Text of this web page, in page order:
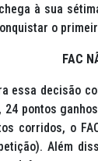
à sua
o
FAC
essa decisão
pontos
corridos, o
Além